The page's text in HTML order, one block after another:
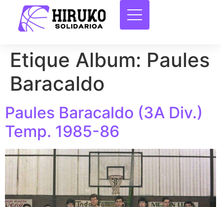
Etique Album: Paules
Baracaldo
Paules Baracaldo (3A Div.)
Temp. 1985-86